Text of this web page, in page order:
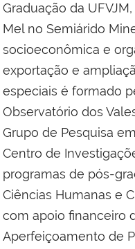
Graduação da
Mel no Semiárido
socioeconômica e
exportação e
especiais é formado
Observatório dos
Grupo de Pesquisa
Centro de
programas de pós-
Ciências Humanas e
com apoio financeiro
Aperfeiçoamento de